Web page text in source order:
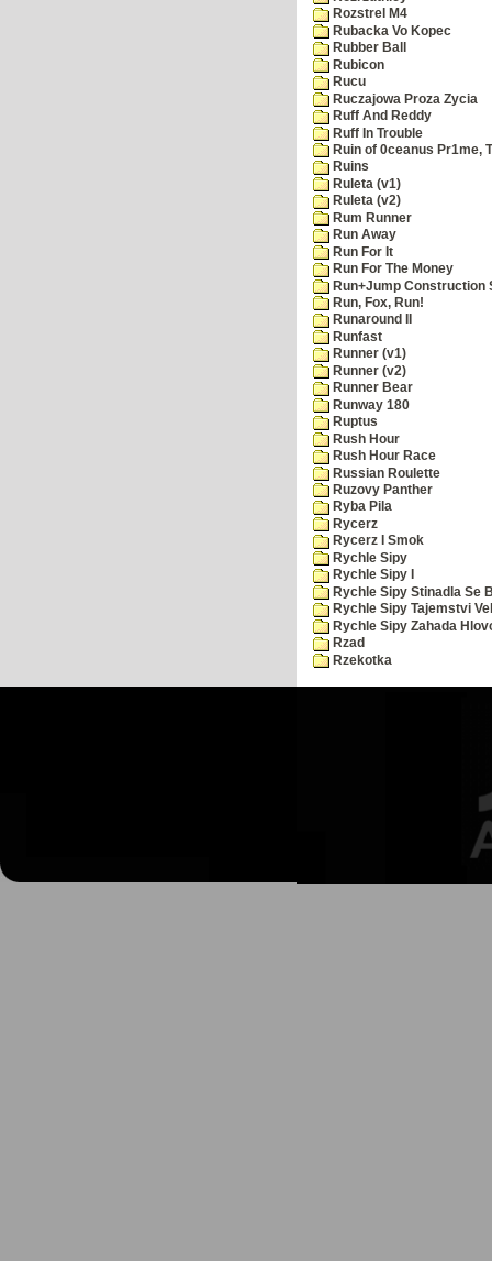
Rozstrel M4
Rubacka Vo Kopec
Rubber Ball
Rubicon
Rucu
Ruczajowa Proza Zycia
Ruff And Reddy
Ruff In Trouble
Ruin of 0ceanus Pr1me,
Ruins
Ruleta (v1)
Ruleta (v2)
Rum Runner
Run Away
Run For It
Run For The Money
Run+Jump Construction
Run, Fox, Run!
Runaround II
Runfast
Runner (v1)
Runner (v2)
Runner Bear
Runway 180
Ruptus
Rush Hour
Rush Hour Race
Russian Roulette
Ruzovy Panther
Ryba Pila
Rycerz
Rycerz I Smok
Rychle Sipy
Rychle Sipy I
Rychle Sipy Stinadla Se
Rychle Sipy Tajemstvi
Rychle Sipy Zahada
Rzad
Rzekotka